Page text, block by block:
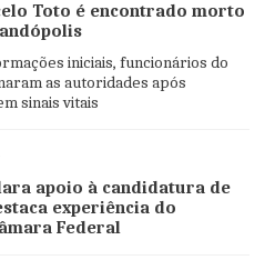
Toto é encontrado morto
iniciais, funcionários do
as autoridades após
sinais vitais
apoio à candidatura de
experiência do
Federal